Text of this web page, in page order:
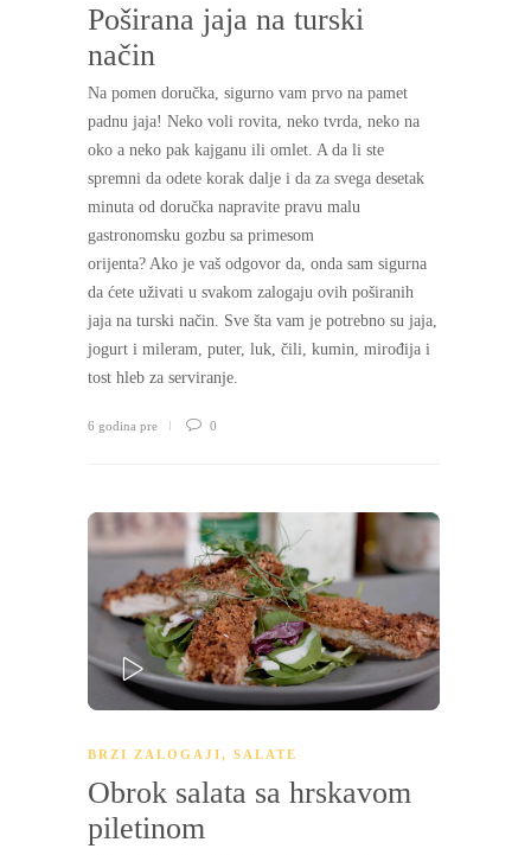
Poširana jaja na turski
način
Na pomen doručka, sigurno vam prvo na pamet
padnu jaja! Neko voli rovita, neko tvrda, neko na
oko a neko pak kajganu ili omlet. A da li ste
spremni da odete korak dalje i da za svega desetak
minuta od doručka napravite pravu malu
gastronomsku gozbu sa primesom
orijenta? Ako je vaš odgovor da, onda sam sigurna
da ćete uživati u svakom zalogaju ovih poširanih
jaja na turski način. Sve šta vam je potrebno su jaja,
jogurt i mileram, puter, luk, čili, kumin, mirođija i
tost hleb za serviranje.
6 godina pre 0
PLAY
BRZI ZALOGAJI, SALATE
Obrok salata sa hrskavom
piletinom